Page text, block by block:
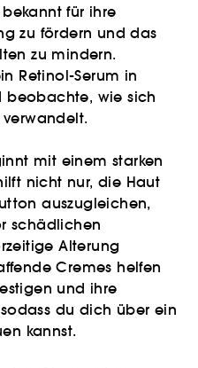
für ihre
zu fördern und das
zu mindern.
Retinol-Serum in
beobachte, wie sich
mit einem starken
nicht nur, die Haut
auszugleichen,
schädlichen
Alterung
Cremes helfen
und ihre
du dich über ein
kannst.